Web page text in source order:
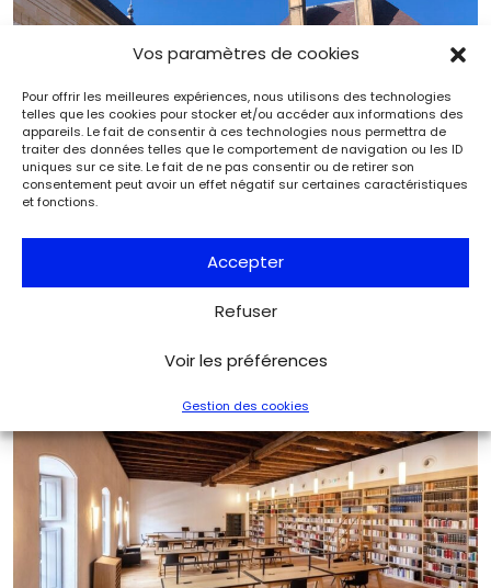
Vos paramètres de cookies
Pour offrir les meilleures expériences, nous utilisons des technologies
telles que les cookies pour stocker et/ou accéder aux informations des
appareils. Le fait de consentir à ces technologies nous permettra de
traiter des données telles que le comportement de navigation ou les ID
uniques sur ce site. Le fait de ne pas consentir ou de retirer son
consentement peut avoir un effet négatif sur certaines caractéristiques
et fonctions.
Accepter
Refuser
Voir les préférences
Gestion des cookies
Arts du livre et de l'estampe Art & Métiers du Livre